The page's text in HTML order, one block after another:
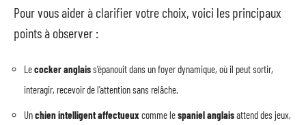
Pour vous aider à clarifier votre choix, voici les principaux
points à observer :
Lecocker anglaiss’épanouit dans un foyer dynamique, où il peut sortir,
interagir, recevoir de l’attention sans relâche.
Unchien intelligent affectueuxcomme lespaniel anglaisattend des jeux,